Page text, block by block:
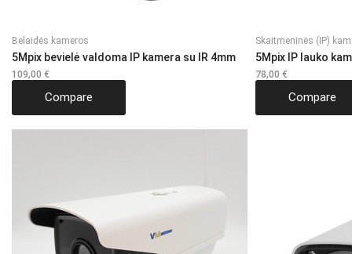
Belaidės kameros
5Mpix bevielė valdoma IP kamera su IR 4mm
109,00 €
Compare
Skaitmeninės (IP)
5Mpix IP lauko
78,00 €
Compare